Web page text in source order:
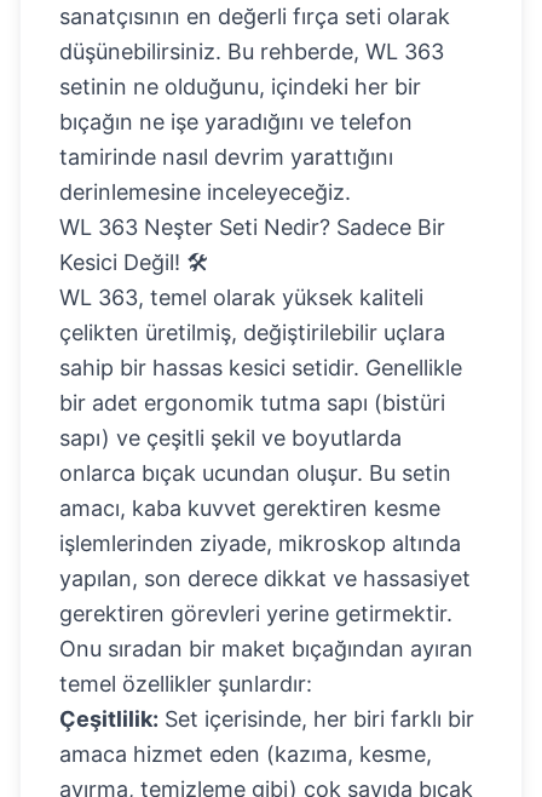
sanatçısının en değerli fırça seti olarak
düşünebilirsiniz. Bu rehberde, WL 363
setinin ne olduğunu, içindeki her bir
bıçağın ne işe yaradığını ve telefon
tamirinde nasıl devrim yarattığını
derinlemesine inceleyeceğiz.
WL 363 Neşter Seti Nedir? Sadece Bir
Kesici Değil! 🛠️
WL 363, temel olarak yüksek kaliteli
çelikten üretilmiş, değiştirilebilir uçlara
sahip bir hassas kesici setidir. Genellikle
bir adet ergonomik tutma sapı (bistüri
sapı) ve çeşitli şekil ve boyutlarda
onlarca bıçak ucundan oluşur. Bu setin
amacı, kaba kuvvet gerektiren kesme
işlemlerinden ziyade, mikroskop altında
yapılan, son derece dikkat ve hassasiyet
gerektiren görevleri yerine getirmektir.
Onu sıradan bir maket bıçağından ayıran
temel özellikler şunlardır:
Çeşitlilik: Set içerisinde, her biri farklı bir
amaca hizmet eden (kazıma, kesme,
ayırma, temizleme gibi) çok sayıda bıçak